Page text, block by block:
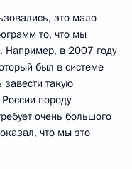
это мало
то, что мы
Например, в 2007 году
был в системе
такую
породу
очень большого
что мы это